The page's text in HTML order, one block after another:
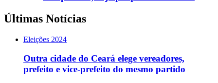
Últimas Notícias
Eleições 2024
Outra cidade do Ceará elege vereadores,
prefeito e vice-prefeito do mesmo partido